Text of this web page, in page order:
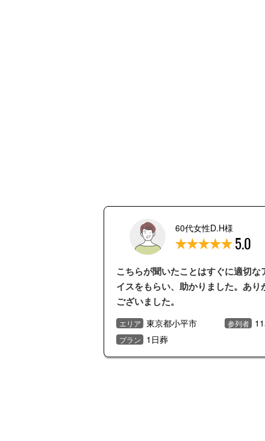
60代女性D.H様
5.0
こちらが聞いたことはすぐに適切な
イスをもらい、助かりました。あり
ございました。
エリア 東京都小平市 参列者
プラン 1日葬